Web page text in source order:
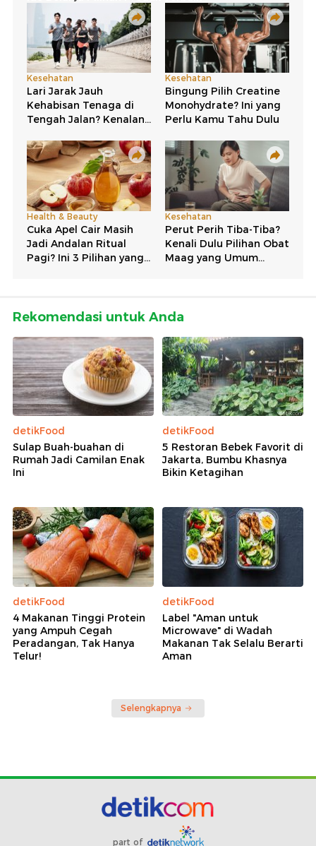
Rekomendasi untuk Anda
detikFood
Sulap Buah-buahan di
Rumah Jadi Camilan Enak
Ini
detikFood
5 Restoran Bebek Favorit di
Jakarta, Bumbu Khasnya
Bikin Ketagihan
detikFood
4 Makanan Tinggi Protein
yang Ampuh Cegah
Peradangan, Tak Hanya
Telur!
detikFood
Label "Aman untuk
Microwave" di Wadah
Makanan Tak Selalu Berarti
Aman
Selengkapnya
part of